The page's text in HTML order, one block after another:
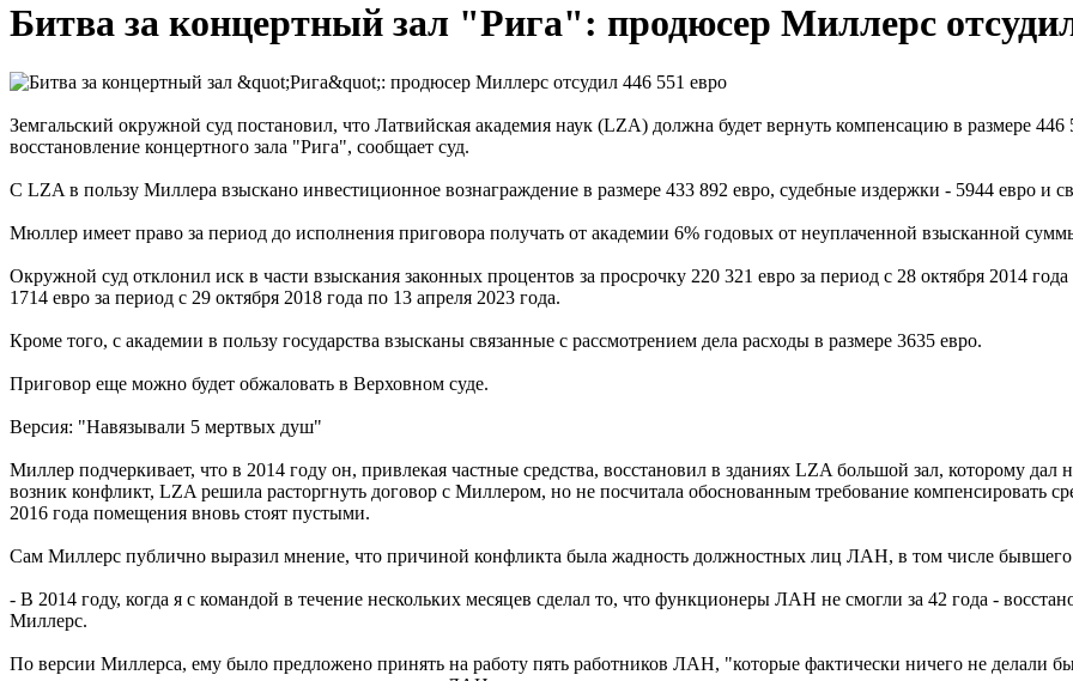
Битва за концертный зал "Рига": продюсер Миллерс
Земгальский окружной суд постановил, что Латвийская академия наук (LZA) должна будет вернуть компенсацию в размере
восстановление концертного зала "Рига", сообщает суд.
С LZA в пользу Миллера взыскано инвестиционное вознаграждение в размере 433 892 евро, судебные издержки - 5944 евро и
Мюллер имеет право за период до исполнения приговора получать от академии 6% годовых от неуплаченной взысканной
Окружной суд отклонил иск в части взыскания законных процентов за просрочку 220 321 евро за период с 28 октября 2014
1714 евро за период с 29 октября 2018 года по 13 апреля 2023 года.
Кроме того, с академии в пользу государства взысканы связанные с рассмотрением дела расходы в размере 3635 евро.
Приговор еще можно будет обжаловать в Верховном суде.
Версия: "Навязывали 5 мертвых душ"
Миллер подчеркивает, что в 2014 году он, привлекая частные средства, восстановил в зданиях LZA большой зал, которому
возник конфликт, LZA решила расторгнуть договор с Миллером, но не посчитала обоснованным требование компенсировать
2016 года помещения вновь стоят пустыми.
Сам Миллерс публично выразил мнение, что причиной конфликта была жадность должностных лиц ЛАН, в том числе бывшего
- В 2014 году, когда я с командой в течение нескольких месяцев сделал то, что функционеры ЛАН не смогли за 42 года -
Миллерс.
По версии Миллерса, ему было предложено принять на работу пять работников ЛАН, "которые фактически ничего не делали